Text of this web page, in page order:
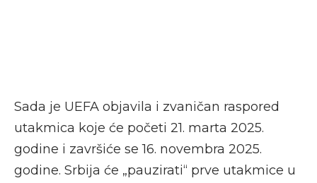
Sada je UEFA objavila i zvaničan raspored
utakmica koje će početi 21. marta 2025.
godine i završiće se 16. novembra 2025.
godine. Srbija će „pauzirati“ prve utakmice u